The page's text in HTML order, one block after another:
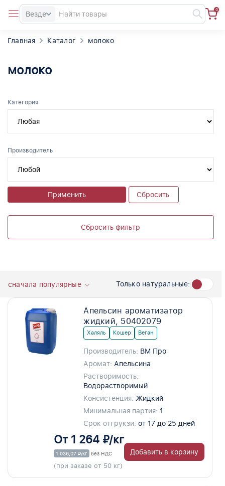
Везде
0
Главная Каталог молоко
молоко
Категория
Производитель
Применить Сбросить
Сбросить фильтр
сначала популярные Только натуральные:
Апельсин ароматизатор
жидкий, 50402079
Халяль Кошер Веган
Производитель: ВМ Про
Аромат: Апельсина
Растворимость:
Водорастворимый
Консистенция: Жидкий
Минимальная партия: 1
Срок отгрукзи: от 17 до 25 дней
От 1 264 ₽/кг
1 036,07 ₽/кг без НДС
(при заказе от 50 кг)
Добавить в корзину